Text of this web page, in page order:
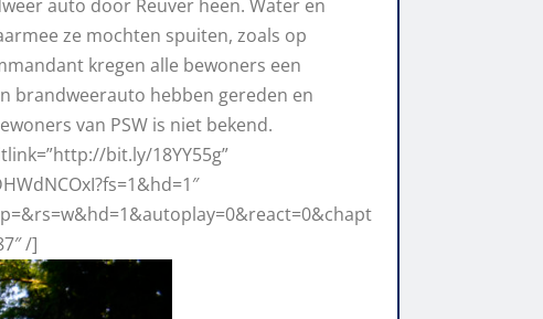
auto door Reuver heen. Water en
ze mochten spuiten, zoals op
kregen alle bewoners een
brandweerauto hebben gereden en
van PSW is niet bekend.
bit.ly/18YY55g”
/]